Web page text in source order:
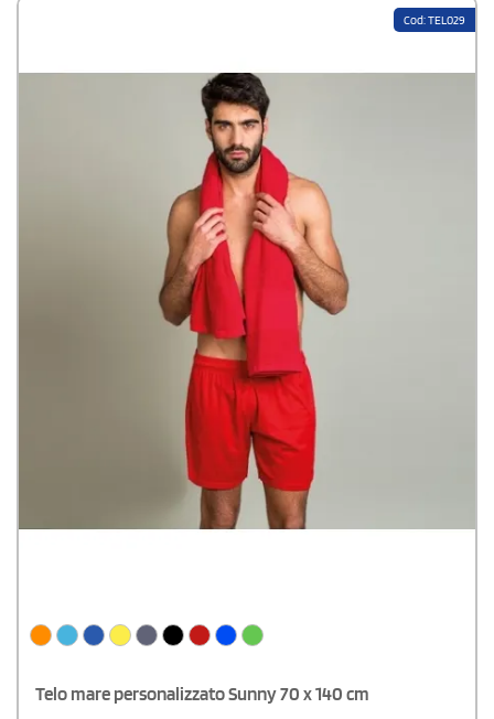
Cod: TEL029
Telo mare personalizzato Sunny 70 x 140 cm